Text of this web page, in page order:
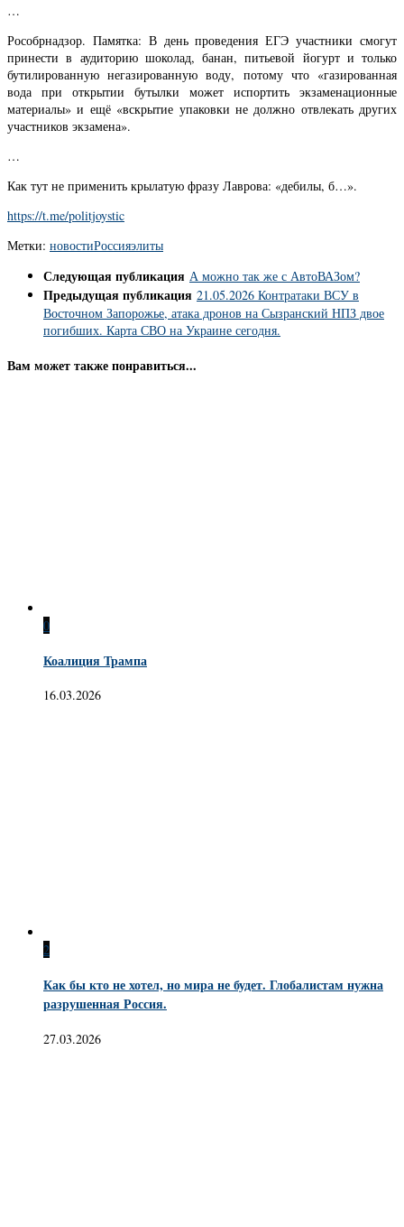
…
Рособрнадзор. Памятка: В день проведения ЕГЭ участники смогут
принести в аудиторию шоколад, банан, питьевой йогурт и только
бутилированную негазированную воду, потому что «газированная
вода при открытии бутылки может испортить экзаменационные
материалы» и ещё «вскрытие упаковки не должно отвлекать других
участников экзамена».
…
Как тут не применить крылатую фразу Лаврова: «дебилы, б…».
https://t.me/politjoystic
Метки: новостиРоссияэлиты
Следующая публикация А можно так же с АвтоВАЗом?
Предыдущая публикация 21.05.2026 Контратаки ВСУ в
Восточном Запорожье, атака дронов на Сызранский НПЗ двое
погибших. Карта СВО на Украине сегодня.
Вам может также понравиться...
0
Коалиция Трампа
16.03.2026
2
Как бы кто не хотел, но мира не будет. Глобалистам нужна
разрушенная Россия.
27.03.2026